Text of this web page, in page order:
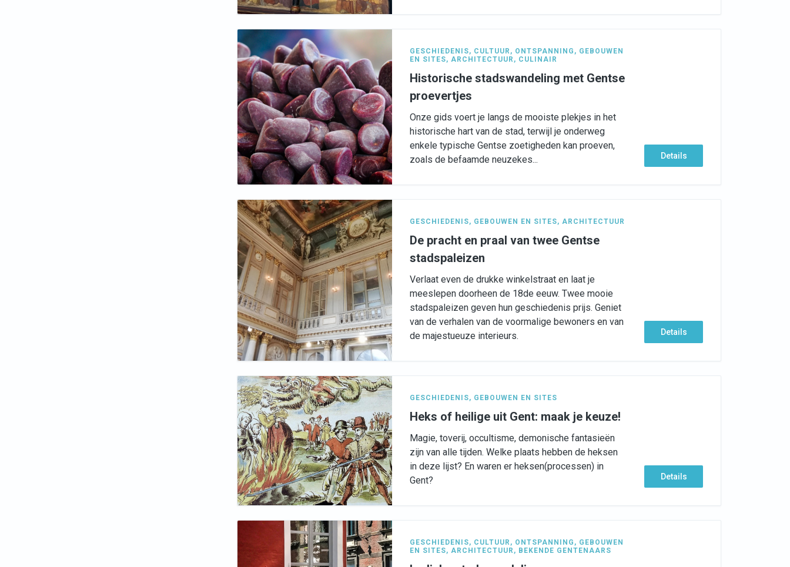
GESCHIEDENIS, CULTUUR , ONTSPANNING , GEBOUWEN
EN SITES, ARCHITECTUUR , CULINAIR
Historische stadswandeling met Gentse
proevertjes
Onze gids voert je langs de mooiste plekjes in het
historische hart van de stad, terwijl je onderweg
enkele typische Gentse zoetigheden kan proeven,
zoals de befaamde neuzekes...
Details
GESCHIEDENIS, GEBOUWEN EN SITES, ARCHITECTUUR
De pracht en praal van twee Gentse
stadspaleizen
Verlaat even de drukke winkelstraat en laat je
meeslepen doorheen de 18de eeuw. Twee mooie
stadspaleizen geven hun geschiedenis prijs. Geniet
van de verhalen van de voormalige bewoners en van
de majestueuze interieurs.
Details
GESCHIEDENIS, GEBOUWEN EN SITES
Heks of heilige uit Gent: maak je keuze!
Magie, toverij, occultisme, demonische fantasieën
zijn van alle tijden. Welke plaats hebben de heksen
in deze lijst? En waren er heksen(processen) in
Gent?
Details
GESCHIEDENIS, CULTUUR , ONTSPANNING , GEBOUWEN
EN SITES, ARCHITECTUUR , BEKENDE GENTENAARS